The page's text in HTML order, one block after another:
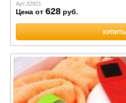
Арт.32921
Цена от 628 руб.
КУПИТЬ